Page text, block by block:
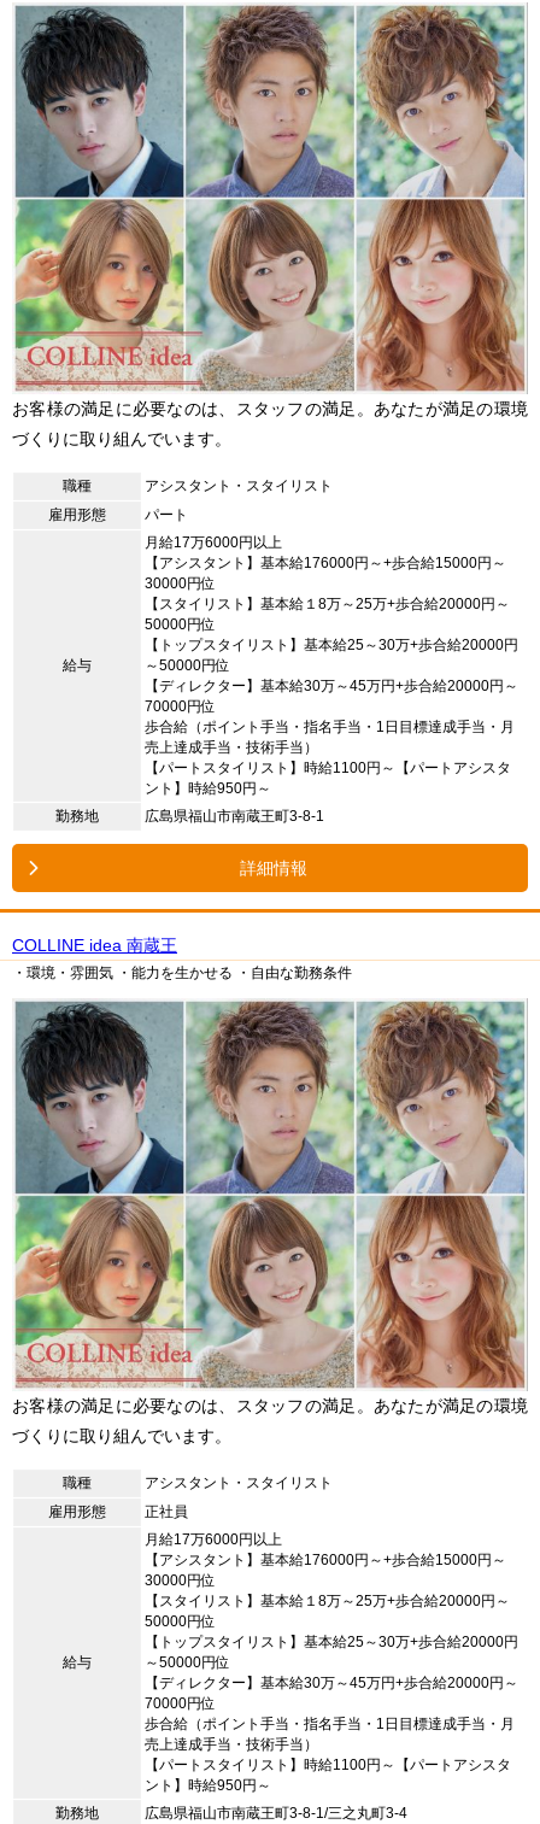
お客様の満足に必要なのは、スタッフの満足。あなたが満足の環境
づくりに取り組んでいます。
職種
アシスタント・スタイリスト
雇用形態
パート
給与
月給17万6000円以上
【アシスタント】基本給176000円～+歩合給15000円～
30000円位
【スタイリスト】基本給１8万～25万+歩合給20000円～
50000円位
【トップスタイリスト】基本給25～30万+歩合給20000円
～50000円位
【ディレクター】基本給30万～45万円+歩合給20000円～
70000円位
歩合給（ポイント手当・指名手当・1日目標達成手当・月
売上達成手当・技術手当）
【パートスタイリスト】時給1100円～【パートアシスタ
ント】時給950円～
勤務地
広島県福山市南蔵王町3-8-1
詳細情報
COLLINE idea 南蔵王
・環境・雰囲気 ・能力を生かせる ・自由な勤務条件
お客様の満足に必要なのは、スタッフの満足。あなたが満足の環境
づくりに取り組んでいます。
職種
アシスタント・スタイリスト
雇用形態
正社員
給与
月給17万6000円以上
【アシスタント】基本給176000円～+歩合給15000円～
30000円位
【スタイリスト】基本給１8万～25万+歩合給20000円～
50000円位
【トップスタイリスト】基本給25～30万+歩合給20000円
～50000円位
【ディレクター】基本給30万～45万円+歩合給20000円～
70000円位
歩合給（ポイント手当・指名手当・1日目標達成手当・月
売上達成手当・技術手当）
【パートスタイリスト】時給1100円～【パートアシスタ
ント】時給950円～
勤務地
広島県福山市南蔵王町3-8-1/三之丸町3-4